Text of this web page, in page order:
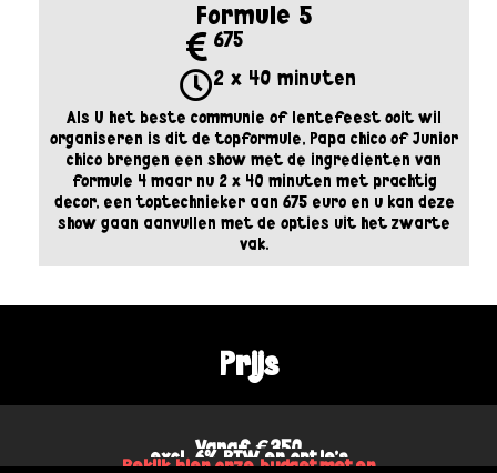
Formule 5
675
2 x 40 minuten
Als U het beste communie of lentefeest ooit wil
organiseren is dit de topformule, Papa chico of Junior
chico brengen een show met de ingrédienten van
formule 4 maar nu 2 x 40 minuten met prachtig
decor, een toptechnieker aan 675 euro en u kan deze
show gaan aanvullen met de opties uit het zwarte
vak.
Prijs
Vanaf €350
excl. 6% BTW en optie's
Bekijk hier onze budgetmeter